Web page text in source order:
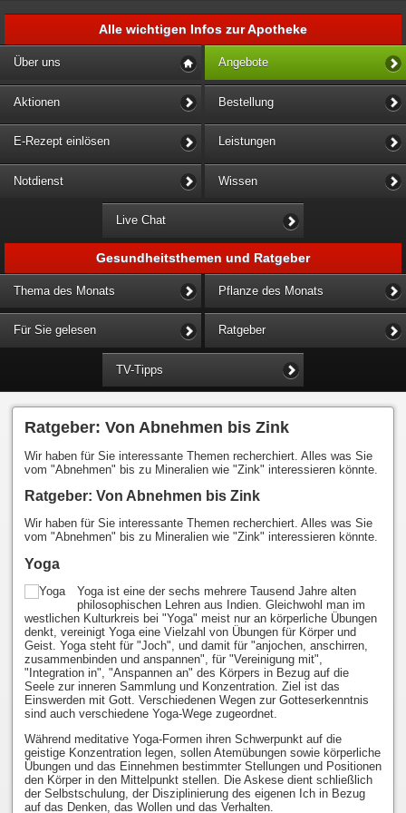
Alle wichtigen Infos zur Apotheke
Über uns Angebote
Aktionen Bestellung
E-Rezept einlösen Leistungen
Notdienst Wissen
Live Chat
Gesundheitsthemen und Ratgeber
Thema des Monats Pflanze des Monats
Für Sie gelesen Ratgeber
TV-Tipps
Ratgeber: Von Abnehmen bis Zink
Wir haben für Sie interessante Themen recherchiert. Alles was Sie
vom "Abnehmen" bis zu Mineralien wie "Zink" interessieren könnte.
Ratgeber: Von Abnehmen bis Zink
Wir haben für Sie interessante Themen recherchiert. Alles was Sie
vom "Abnehmen" bis zu Mineralien wie "Zink" interessieren könnte.
Yoga
Yoga ist eine der sechs mehrere Tausend Jahre alten
philosophischen Lehren aus Indien. Gleichwohl man im
westlichen Kulturkreis bei "Yoga" meist nur an körperliche Übungen
denkt, vereinigt Yoga eine Vielzahl von Übungen für Körper und
Geist. Yoga steht für "Joch", und damit für "anjochen, anschirren,
zusammenbinden und anspannen", für "Vereinigung mit",
"Integration in", "Anspannen an" des Körpers in Bezug auf die
Seele zur inneren Sammlung und Konzentration. Ziel ist das
Einswerden mit Gott. Verschiedenen Wegen zur Gotteserkenntnis
sind auch verschiedene Yoga-Wege zugeordnet.
Während meditative Yoga-Formen ihren Schwerpunkt auf die
geistige Konzentration legen, sollen Atemübungen sowie körperliche
Übungen und das Einnehmen bestimmter Stellungen und Positionen
den Körper in den Mittelpunkt stellen. Die Askese dient schließlich
der Selbstschulung, der Disziplinierung des eigenen Ich in Bezug
auf das Denken, das Wollen und das Verhalten.